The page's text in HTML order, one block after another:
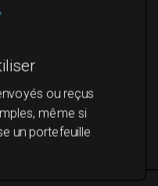
ou reçus
même si
un portefeuille